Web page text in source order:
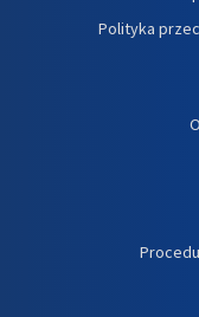
Polityka